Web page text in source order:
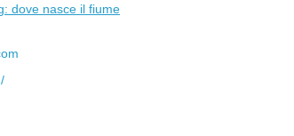
dove nasce il fiume